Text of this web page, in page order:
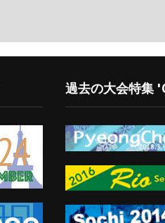
過去の大会特集